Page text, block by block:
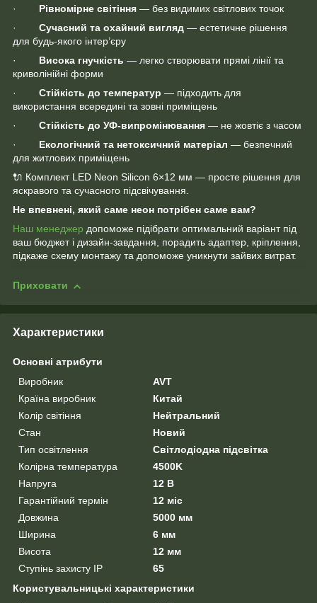
· Рівномірне світіння — без видимих світлових точок
· Сучасний та охайний вигляд — естетичне рішення
для будь-якого інтер’єру
· Висока гнучкість — легко створювати прямі лінії та
криволінійні форми
· Стійкість до температур — підходить для
використання всередині та зовні приміщень
· Стійкість до УФ-випромінювання — не жовтіє з часом
· Екологічний та нетоксичний матеріал — безпечний
для житлових приміщень
🔌 Комплект LED Neon Silicon 6×12 мм — просте рішення для
яскравого та сучасного підсвічування.
Не впевнені, який саме неон потрібен саме вам?
Наш менеджер допоможе підібрати оптимальний варіант під
ваш бюджет і дизайн-завдання, порадить адаптер, кріплення,
підкаже схему монтажу та допоможе уникнути зайвих витрат.
Приховати
Характеристики
Основні атрибути
Виробник
AVT
Країна виробник
Китай
Колір світіння
Нейтральний
Стан
Новий
Тип освітлення
Світлодіодна підсвітка
Колірна температура
4500K
Напруга
12 В
Гарантійний термін
12 міс
Довжина
5000 мм
Ширина
6 мм
Висота
12 мм
Ступінь захисту IP
65
Користувальницькі характеристики